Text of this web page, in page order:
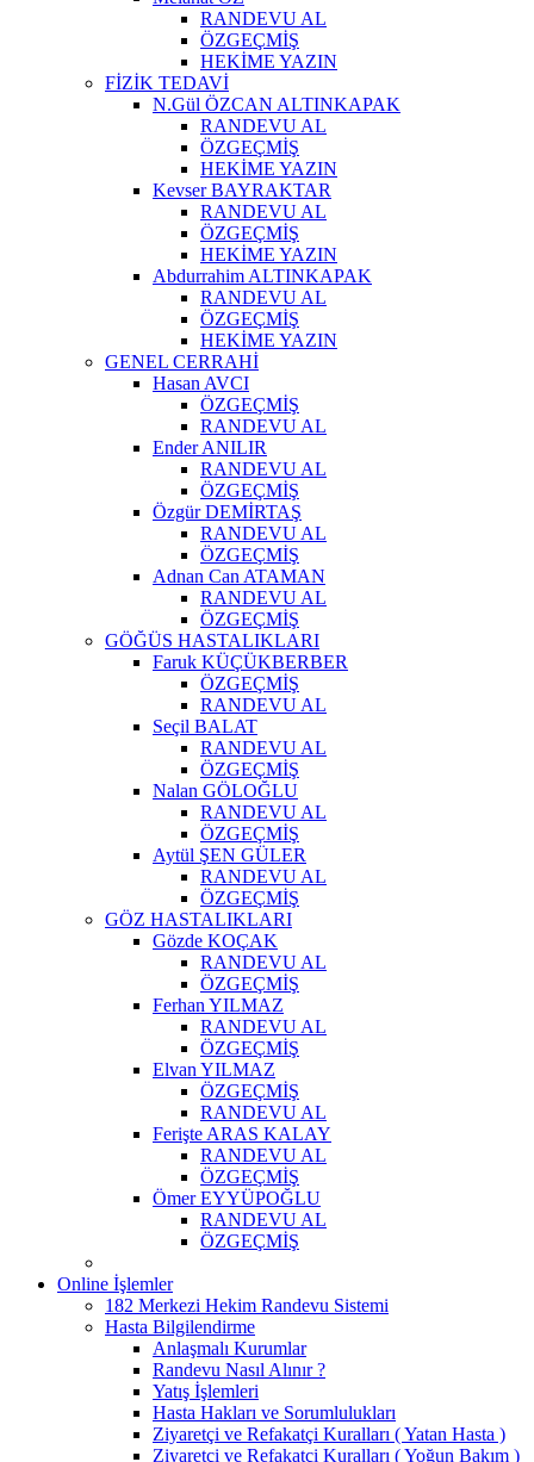
RANDEVU AL
ÖZGEÇMİŞ
HEKİME YAZIN
FİZİK TEDAVİ
N.Gül ÖZCAN ALTINKAPAK
RANDEVU AL
ÖZGEÇMİŞ
HEKİME YAZIN
Kevser BAYRAKTAR
RANDEVU AL
ÖZGEÇMİŞ
HEKİME YAZIN
Abdurrahim ALTINKAPAK
RANDEVU AL
ÖZGEÇMİŞ
HEKİME YAZIN
GENEL CERRAHİ
Hasan AVCI
ÖZGEÇMİŞ
RANDEVU AL
Ender ANILIR
RANDEVU AL
ÖZGEÇMİŞ
Özgür DEMİRTAŞ
RANDEVU AL
ÖZGEÇMİŞ
Adnan Can ATAMAN
RANDEVU AL
ÖZGEÇMİŞ
GÖĞÜS HASTALIKLARI
Faruk KÜÇÜKBERBER
ÖZGEÇMİŞ
RANDEVU AL
Seçil BALAT
RANDEVU AL
ÖZGEÇMİŞ
Nalan GÖLOĞLU
RANDEVU AL
ÖZGEÇMİŞ
Aytül ŞEN GÜLER
RANDEVU AL
ÖZGEÇMİŞ
GÖZ HASTALIKLARI
Gözde KOÇAK
RANDEVU AL
ÖZGEÇMİŞ
Ferhan YILMAZ
RANDEVU AL
ÖZGEÇMİŞ
Elvan YILMAZ
ÖZGEÇMİŞ
RANDEVU AL
Ferişte ARAS KALAY
RANDEVU AL
ÖZGEÇMİŞ
Ömer EYYÜPOĞLU
RANDEVU AL
ÖZGEÇMİŞ
Online İşlemler
182 Merkezi Hekim Randevu Sistemi
Hasta Bilgilendirme
Anlaşmalı Kurumlar
Randevu Nasıl Alınır ?
Yatış İşlemleri
Hasta Hakları ve Sorumlulukları
Ziyaretçi ve Refakatçi Kuralları ( Yatan Hasta )
Ziyaretçi ve Refakatçi Kuralları ( Yoğun Bakım )